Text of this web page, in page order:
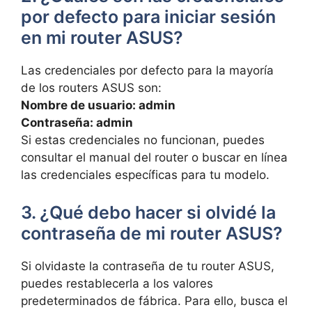
por defecto para iniciar‌ sesión
en‍ mi router ASUS?
Las credenciales ‍por defecto‍ para la mayoría
de los routers ASUS son:
Nombre de usuario: admin
Contraseña: admin
Si estas credenciales no funcionan, puedes
consultar el manual del router o buscar en línea
las ​credenciales específicas para tu ⁤modelo.
3. ¿Qué debo ⁢hacer si olvidé la
contraseña de mi router ASUS?
Si olvidaste la contraseña de tu router ASUS,
puedes restablecerla a los valores
predeterminados de fábrica.⁢ Para ello, ⁣busca ⁢el‍